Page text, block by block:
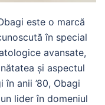
este o marcă
în special
avansate,
și aspectul
în anii ’80, Obagi
lider în domeniul